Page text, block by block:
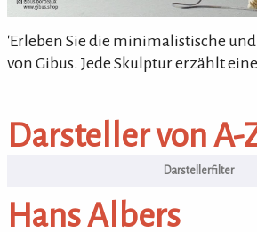
'Erleben Sie die minimalistische
von Gibus. Jede Skulptur erzählt
Darsteller von A-Z
Darsteller von A-
Hans Albers